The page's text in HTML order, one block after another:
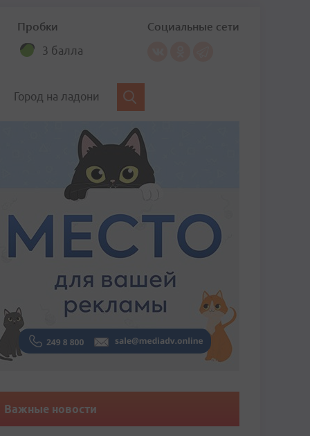
Пробки
3 балла
Социальные сети
Город на ладони
Важные новости